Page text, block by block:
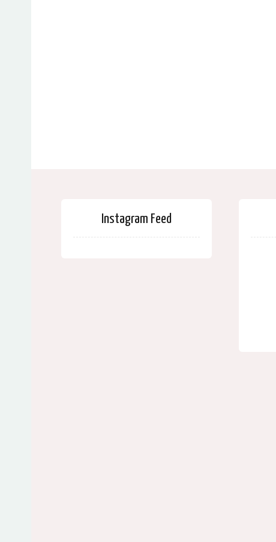
Instagram Feed